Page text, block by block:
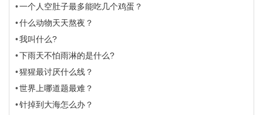
一个人空肚子最多能吃几个鸡蛋？
什么动物天天熬夜？
我叫什么?
下雨天不怕雨淋的是什么?
猩猩最讨厌什么线？
世界上哪道题最难？
针掉到大海怎么办？